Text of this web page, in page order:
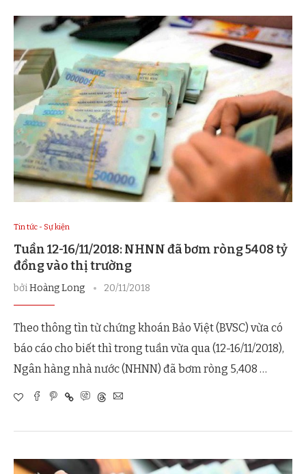
Tin tức - Sự kiện
Tuần 12-16/11/2018: NHNN đã bơm ròng 5408 tỷ
đồng vào thị trường
bởiHoàng Long 20/11/2018
Theo thông tìn từ chứng khoán Bảo Việt (BVSC) vừa có
báo cáo cho biết thì trong tuần vừa qua (12-16/11/2018),
Ngân hàng nhà nước (NHNN) đã bơm ròng 5,408 …